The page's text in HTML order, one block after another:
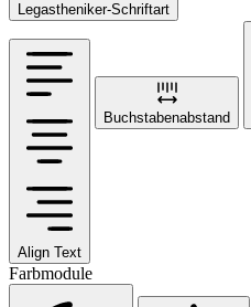
Legastheniker-Schriftart
Align Text
Buchstabenabstand
Farbmodule